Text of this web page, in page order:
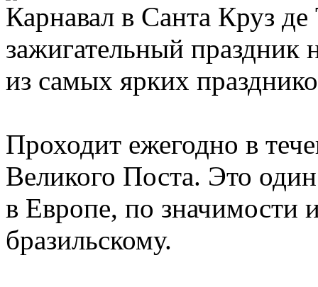
Карнавал в Санта Круз
зажигательный праздник
из самых ярких
Проходит ежегодно в
Великого Поста. Это
в Европе, по значимости
бразильскому.